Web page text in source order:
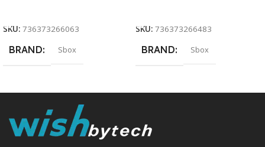
SKU: 736373266063
BRAND Sbox
SKU: 736373266483
BRAND Sbox